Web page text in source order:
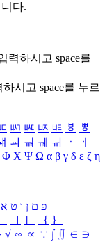
다.
력하시고 space를
시고 space를 누르
ㅴ ㅵ ㅶ ㅷ ㅸ
ㅹ
ㆉ ㆊ ㆋ ㆌ ㆍ
ㆎ
Φ Χ Ψ Ω α β γ δ ε ζ η
פ ם ן ו ט א
［ ］ ｛ ｝
√ ∽ ∝ ∵ ∫ ∬ ∈ ∋